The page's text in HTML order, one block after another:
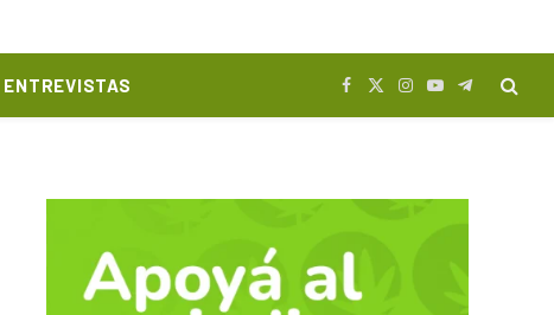
ENTREVISTAS Facebook
X
(Twitter)
Instagram
YouTubeTelegram